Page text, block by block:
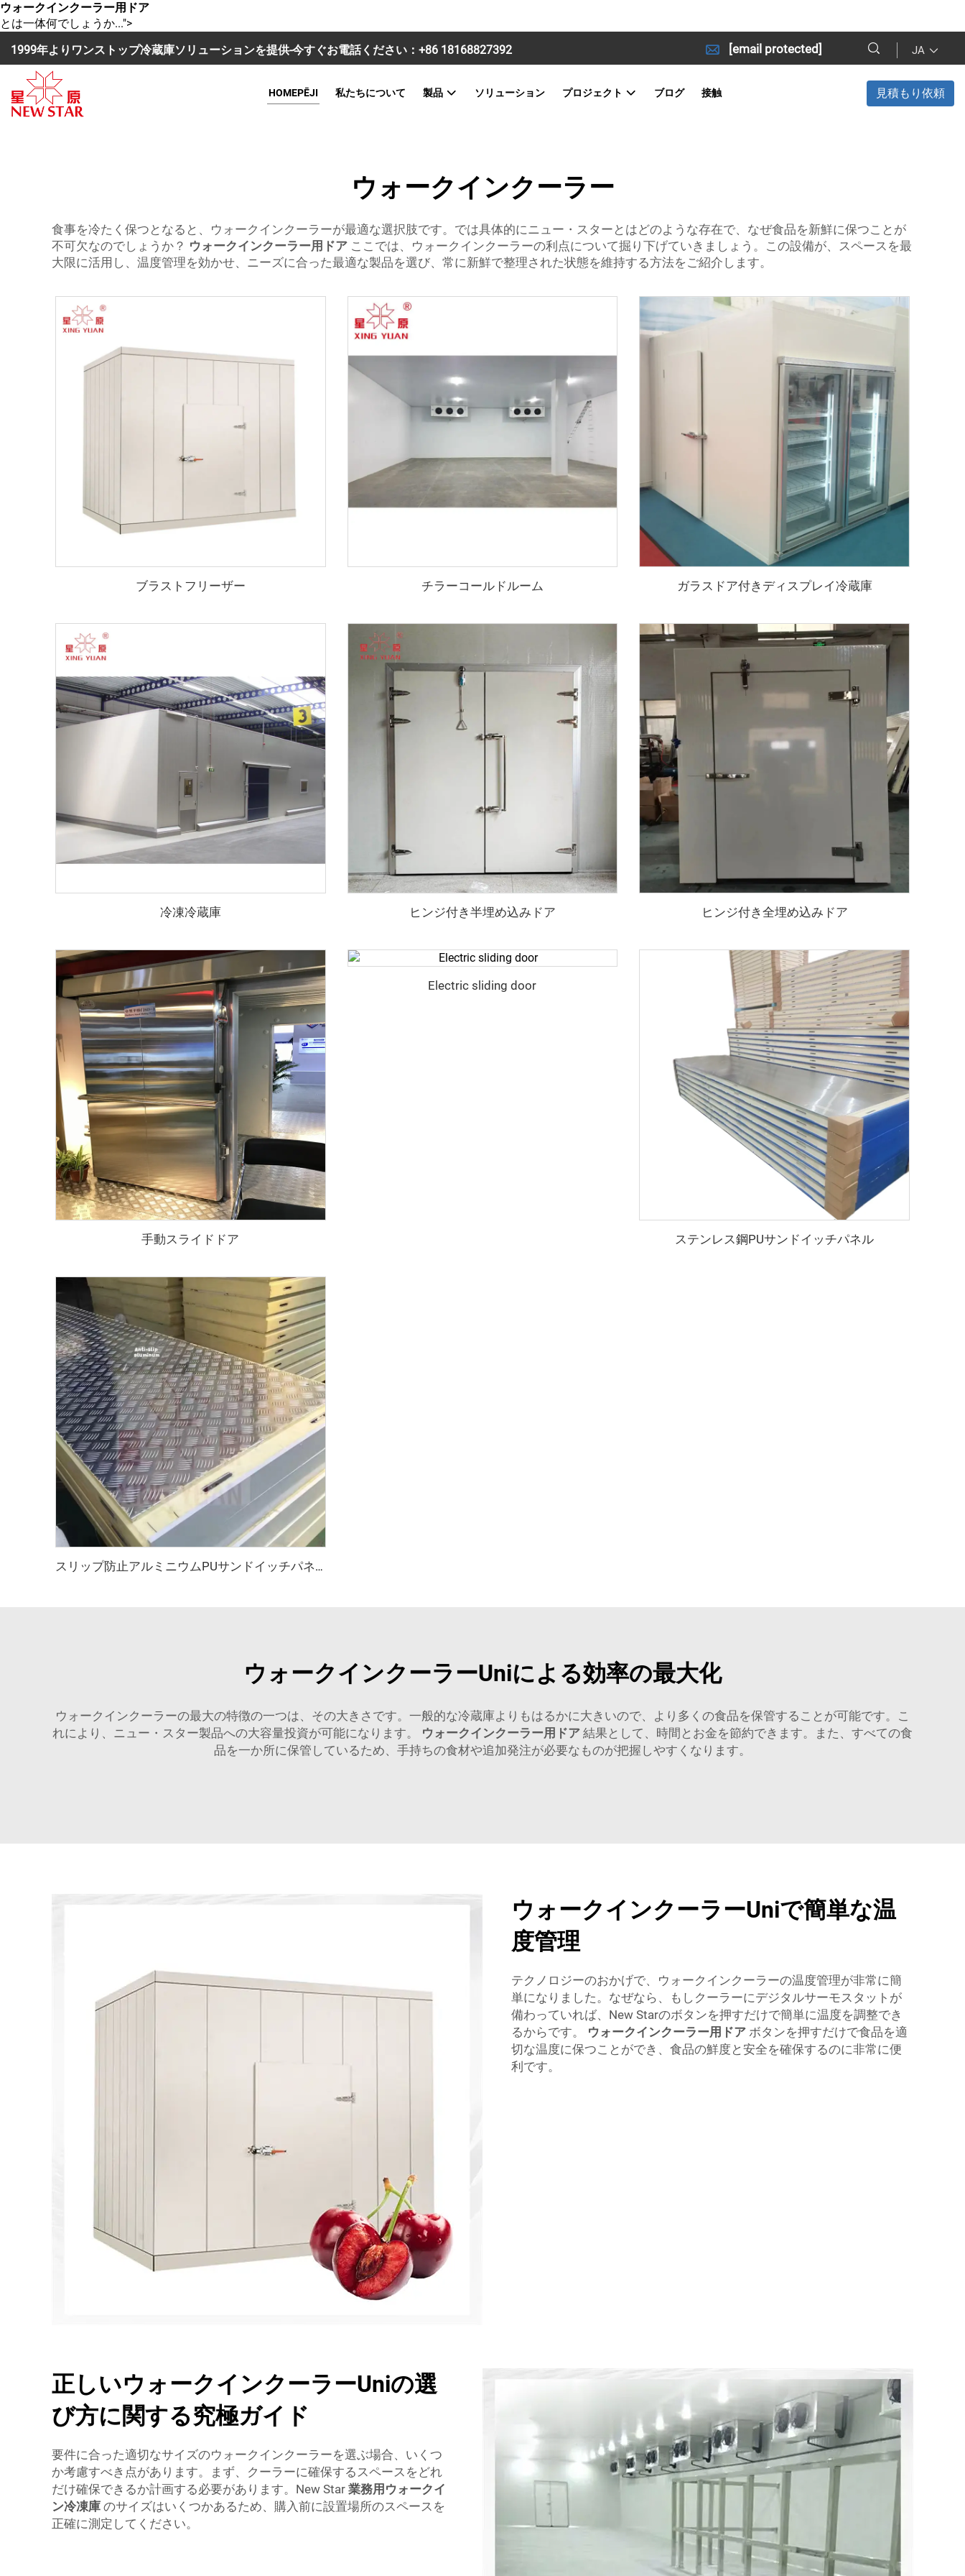
ウォークインクーラー用ドア
とは一体何でしょうか...">
1999年よりワンストップ冷蔵庫ソリューションを提供-今すぐお電話ください： +86 18168827392 [email protected] JA
HOMEPĒJI 私たちについて 製品 ソリューション プロジェクト ブログ 接触 見積もり依頼
ウォークインクーラー
食事を冷たく保つとなると、ウォークインクーラーが最適な選択肢です。では具体的にニュー・スターとはどのような存在で、なぜ食品を新鮮に保つことが
不可欠なのでしょうか？ ウォークインクーラー用ドア ここでは、ウォークインクーラーの利点について掘り下げていきましょう。この設備が、スペースを最
大限に活用し、温度管理を効かせ、ニーズに合った最適な製品を選び、常に新鮮で整理された状態を維持する方法をご紹介します。
ブラストフリーザー チラーコールドルーム ガラスドア付きディスプレイ冷蔵庫
冷凍冷蔵庫 ヒンジ付き半埋め込みドア ヒンジ付き全埋め込みドア
手動スライドドア
Electric sliding door
ステンレス鋼PUサンドイッチパネル
スリップ防止アルミニウムPUサンドイッチパネル
ウォークインクーラーUniによる効率の最大化
ウォークインクーラーの最大の特徴の一つは、その大きさです。一般的な冷蔵庫よりもはるかに大きいので、より多くの食品を保管することが可能です。こ
れにより、ニュー・スター製品への大容量投資が可能になります。 ウォークインクーラー用ドア 結果として、時間とお金を節約できます。また、すべての食
品を一か所に保管しているため、手持ちの食材や追加発注が必要なものが把握しやすくなります。
ウォークインクーラーUniで簡単な温
度管理
テクノロジーのおかげで、ウォークインクーラーの温度管理が非常に簡
単になりました。なぜなら、もしクーラーにデジタルサーモスタットが
備わっていれば、New Starのボタンを押すだけで簡単に温度を調整でき
るからです。 ウォークインクーラー用ドア ボタンを押すだけで食品を適
切な温度に保つことができ、食品の鮮度と安全を確保するのに非常に便
利です。
正しいウォークインクーラーUniの選
び方に関する究極ガイド
要件に合った適切なサイズのウォークインクーラーを選ぶ場合、いくつ
か考慮すべき点があります。まず、クーラーに確保するスペースをどれ
だけ確保できるか計画する必要があります。New Star 業務用ウォークイ
ン冷凍庫 のサイズはいくつかあるため、購入前に設置場所のスペースを
正確に測定してください。